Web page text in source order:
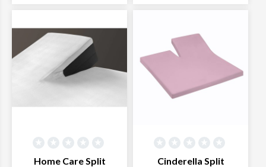
Home Care Split
Cinderella Split